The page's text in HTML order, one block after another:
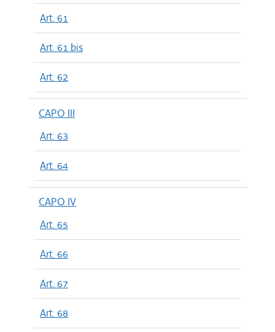
Art. 61
Art. 61 bis
Art. 62
CAPO III
Art. 63
Art. 64
CAPO IV
Art. 65
Art. 66
Art. 67
Art. 68